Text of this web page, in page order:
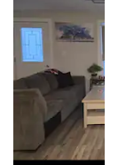
5,0 з 5,